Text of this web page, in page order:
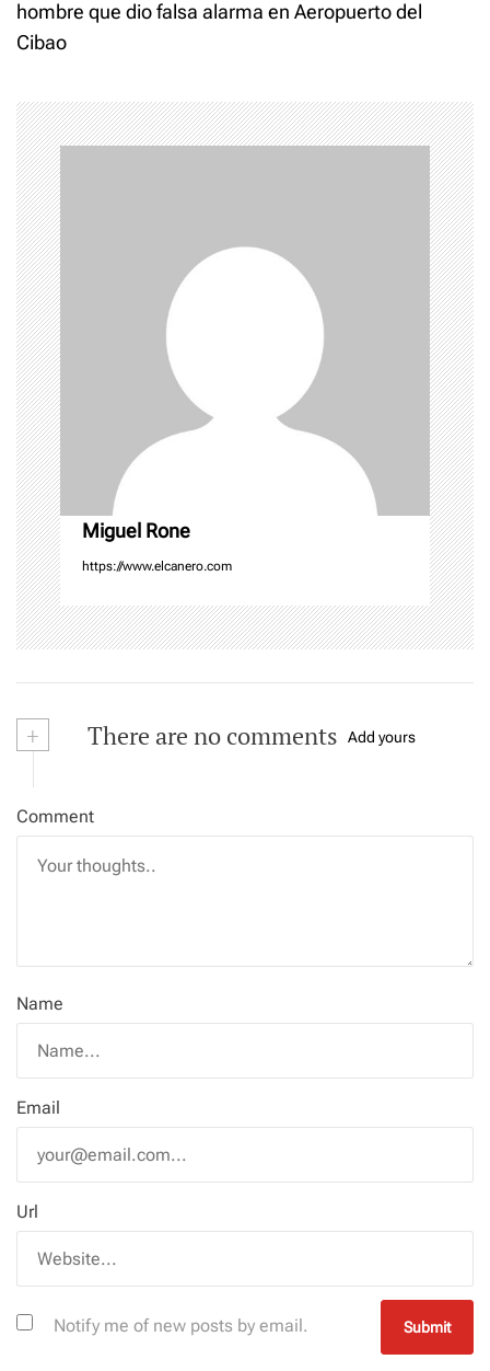
n
v
i
g
a
t
i
o
n
hombre que dio falsa alarma en Aeropuerto del
Cibao
Miguel Rone
https://www.elcanero.com
+ There are no comments Add yours
Comment
Name
Email
Url
Notify me of new posts by email.